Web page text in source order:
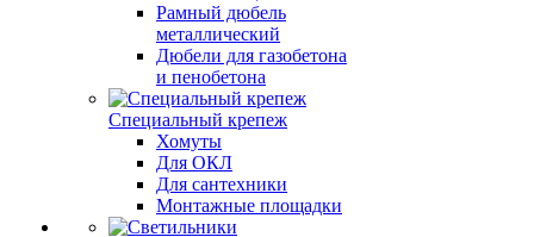
Рамный дюбель
металлический
Дюбели для газобетона
и пенобетона
Специальный крепеж
Хомуты
Для ОКЛ
Для сантехники
Монтажные площадки